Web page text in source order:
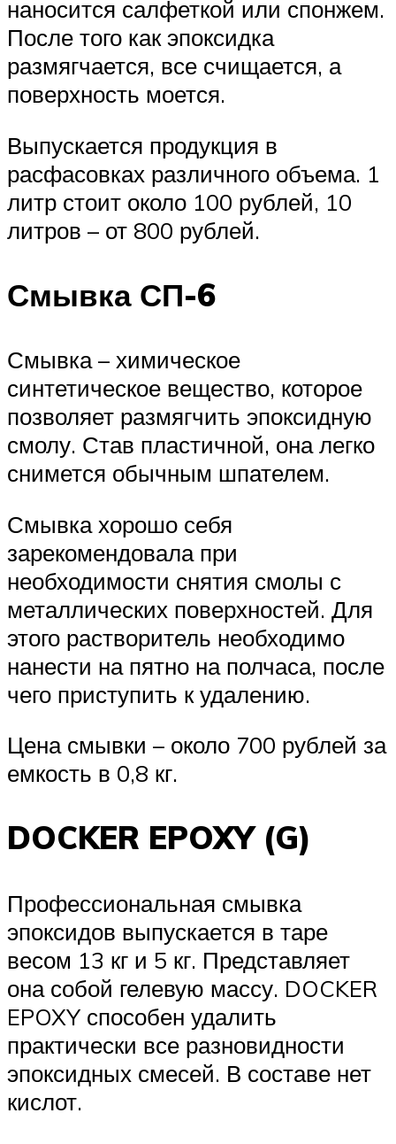
наносится салфеткой или спонжем.
После того как эпоксидка
размягчается, все счищается, а
поверхность моется.
Выпускается продукция в
расфасовках различного объема. 1
литр стоит около 100 рублей, 10
литров – от 800 рублей.
Смывка СП-6
Смывка – химическое
синтетическое вещество, которое
позволяет размягчить эпоксидную
смолу. Став пластичной, она легко
снимется обычным шпателем.
Смывка хорошо себя
зарекомендовала при
необходимости снятия смолы с
металлических поверхностей. Для
этого растворитель необходимо
нанести на пятно на полчаса, после
чего приступить к удалению.
Цена смывки – около 700 рублей за
емкость в 0,8 кг.
DOCKER EPOXY (G)
Профессиональная смывка
эпоксидов выпускается в таре
весом 13 кг и 5 кг. Представляет
она собой гелевую массу. DOCKER
EPOXY способен удалить
практически все разновидности
эпоксидных смесей. В составе нет
кислот.